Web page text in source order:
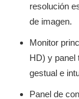
resolución
de imagen.
Monitor
HD) y panel
gestual e
Panel de